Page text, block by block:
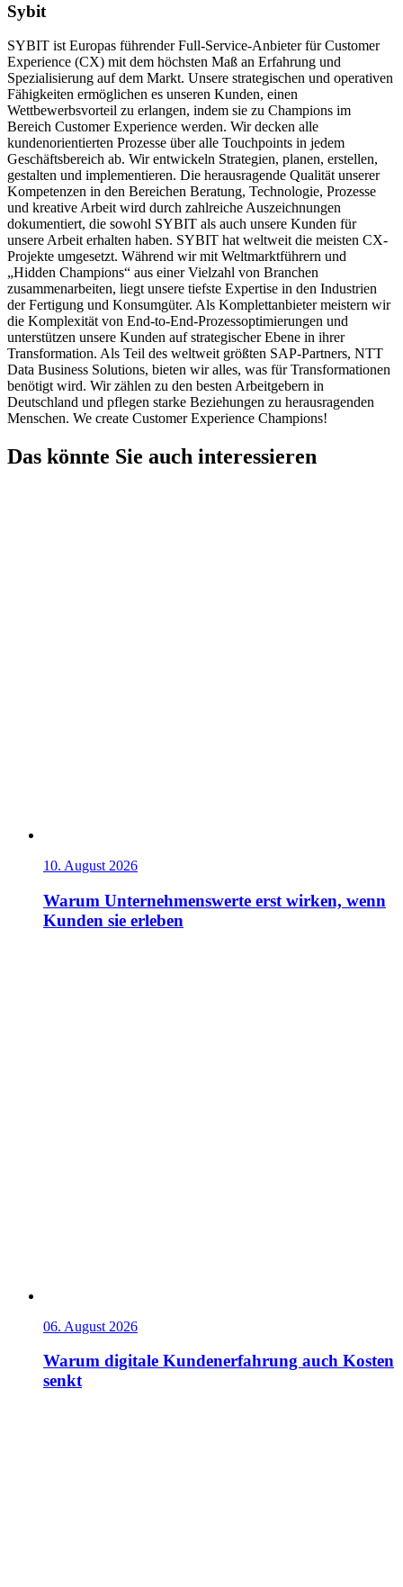
Sybit
SYBIT ist Europas führender Full-Service-Anbieter für Customer
Experience (CX) mit dem höchsten Maß an Erfahrung und
Spezialisierung auf dem Markt. Unsere strategischen und operativen
Fähigkeiten ermöglichen es unseren Kunden, einen
Wettbewerbsvorteil zu erlangen, indem sie zu Champions im
Bereich Customer Experience werden. Wir decken alle
kundenorientierten Prozesse über alle Touchpoints in jedem
Geschäftsbereich ab. Wir entwickeln Strategien, planen, erstellen,
gestalten und implementieren. Die herausragende Qualität unserer
Kompetenzen in den Bereichen Beratung, Technologie, Prozesse
und kreative Arbeit wird durch zahlreiche Auszeichnungen
dokumentiert, die sowohl SYBIT als auch unsere Kunden für
unsere Arbeit erhalten haben. SYBIT hat weltweit die meisten CX-
Projekte umgesetzt. Während wir mit Weltmarktführern und
„Hidden Champions“ aus einer Vielzahl von Branchen
zusammenarbeiten, liegt unsere tiefste Expertise in den Industrien
der Fertigung und Konsumgüter. Als Komplettanbieter meistern wir
die Komplexität von End-to-End-Prozessoptimierungen und
unterstützen unsere Kunden auf strategischer Ebene in ihrer
Transformation. Als Teil des weltweit größten SAP-Partners, NTT
Data Business Solutions, bieten wir alles, was für Transformationen
benötigt wird. Wir zählen zu den besten Arbeitgebern in
Deutschland und pflegen starke Beziehungen zu herausragenden
Menschen. We create Customer Experience Champions!
Das könnte Sie auch interessieren
10. August 2026
Warum Unternehmenswerte erst wirken, wenn
Kunden sie erleben
06. August 2026
Warum digitale Kundenerfahrung auch Kosten
senkt